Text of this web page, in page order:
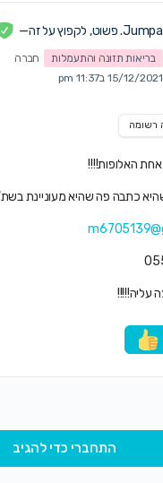
Jumpa. פשוט, לקפוץ על זה—
בריאות תזונה והתעמלות
חברה
15/12/2021 ב11:37 pm
רשומה
האלופות!!!!
כתבה פה שהיא מעוניינת
עליה!!!!!
התחברי כדי להגיב